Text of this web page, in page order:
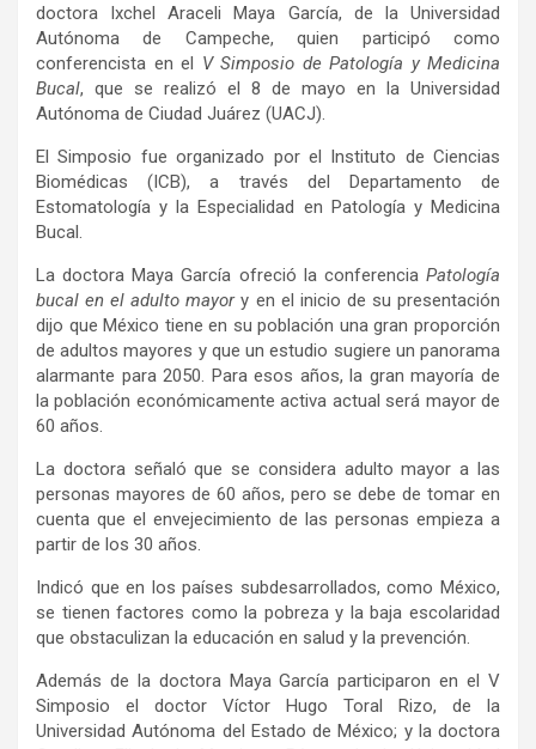
doctora Ixchel Araceli Maya García, de la Universidad
Autónoma de Campeche, quien participó como
conferencista en el V Simposio de Patología y Medicina
Bucal, que se realizó el 8 de mayo en la Universidad
Autónoma de Ciudad Juárez (UACJ).
El Simposio fue organizado por el Instituto de Ciencias
Biomédicas (ICB), a través del Departamento de
Estomatología y la Especialidad en Patología y Medicina
Bucal.
La doctora Maya García ofreció la conferencia Patología
bucal en el adulto mayory en el inicio de su presentación
dijo que México tiene en su población una gran proporción
de adultos mayores y que un estudio sugiere un panorama
alarmante para 2050. Para esos años, la gran mayoría de
la población económicamente activa actual será mayor de
60 años.
La doctora señaló que se considera adulto mayor a las
personas mayores de 60 años, pero se debe de tomar en
cuenta que el envejecimiento de las personas empieza a
partir de los 30 años.
Indicó que en los países subdesarrollados, como México,
se tienen factores como la pobreza y la baja escolaridad
que obstaculizan la educación en salud y la prevención.
Además de la doctora Maya García participaron en el V
Simposio el doctor Víctor Hugo Toral Rizo, de la
Universidad Autónoma del Estado de México; y la doctora